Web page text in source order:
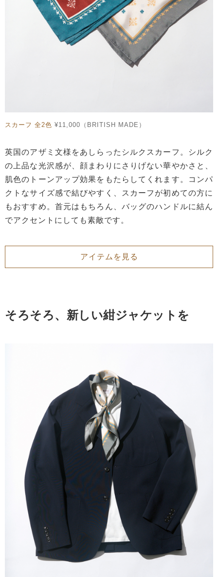
スカーフ 全2色 ¥11,000（BRITISH MADE）
英国のアザミ文様をあしらったシルクスカーフ。シルク
の上品な光沢感が、顔まわりにさりげない華やかさと、
肌色のトーンアップ効果をもたらしてくれます。コンパ
クトなサイズ感で結びやすく、スカーフが初めての方に
もおすすめ。首元はもちろん、バッグのハンドルに結ん
でアクセントにしても素敵です。
アイテムを見る
そろそろ、新しい紺ジャケットを